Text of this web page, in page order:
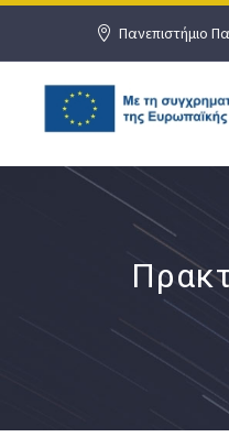
Πανεπιστήμιο